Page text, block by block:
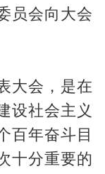
员会向大会
大会，是在
设社会主义
百年奋斗目
十分重要的